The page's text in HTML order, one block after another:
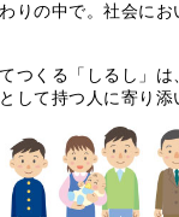
りの中で。社会にお
つくる「しるし」は
して持つ人に寄り添